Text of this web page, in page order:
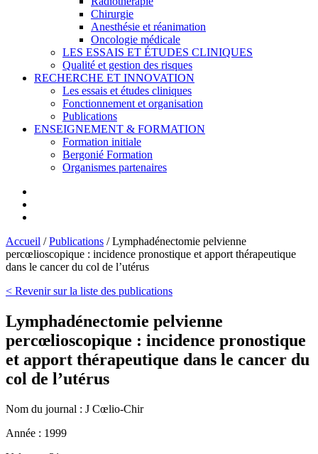
Chirurgie
Anesthésie et réanimation
Oncologie médicale
LES ESSAIS ET ÉTUDES CLINIQUES
Qualité et gestion des risques
RECHERCHE ET INNOVATION
Les essais et études cliniques
Fonctionnement et organisation
Publications
ENSEIGNEMENT & FORMATION
Formation initiale
Bergonié Formation
Organismes partenaires
Accueil /Publications /Lymphadénectomie pelvienne
percœlioscopique : incidence pronostique et apport thérapeutique
dans le cancer du col de l’utérus
< Revenir sur la liste des publications
Lymphadénectomie pelvienne
percœlioscopique : incidence pronostique
et apport thérapeutique dans le cancer du
col de l’utérus
Nom du journal : J Cœlio-Chir
Année : 1999